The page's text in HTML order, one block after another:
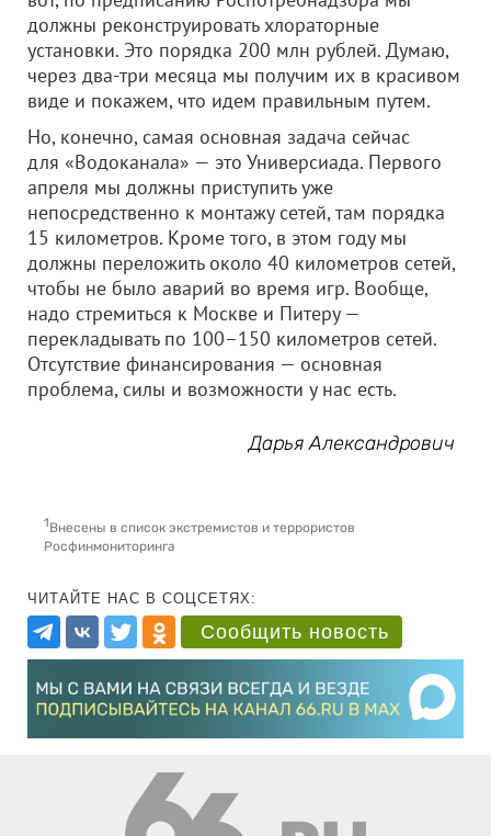
должны реконструировать хлораторные
установки. Это порядка 200 млн рублей. Думаю,
через два-три месяца мы получим их в красивом
виде и покажем, что идем правильным путем.
Но, конечно, самая основная задача сейчас
для «Водоканала» — это Универсиада. Первого
апреля мы должны приступить уже
непосредственно к монтажу сетей, там порядка
15 километров. Кроме того, в этом году мы
должны переложить около 40 километров сетей,
чтобы не было аварий во время игр. Вообще,
надо стремиться к Москве и Питеру —
перекладывать по 100–150 километров сетей.
Отсутствие финансирования — основная
проблема, силы и возможности у нас есть.
Дарья Александрович
1Внесены в список экстремистов и террористов
Росфинмониторинга
ЧИТАЙТЕ НАС В СОЦСЕТЯХ:
Сообщить новость